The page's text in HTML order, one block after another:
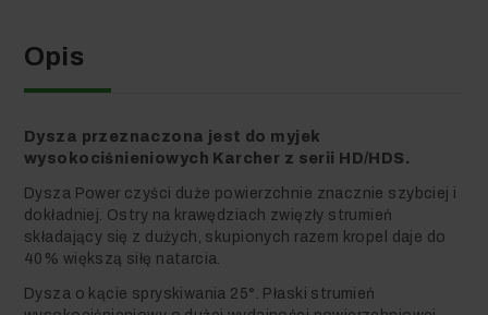
Opis
Dysza przeznaczona jest do myjek
wysokociśnieniowych Karcher z serii HD/HDS.
Dysza Power czyści duże powierzchnie znacznie szybciej i
dokładniej. Ostry na krawędziach zwięzły strumień
składający się z dużych, skupionych razem kropel daje do
40% większą siłę natarcia.
Dysza o kącie spryskiwania 25°. Płaski strumień